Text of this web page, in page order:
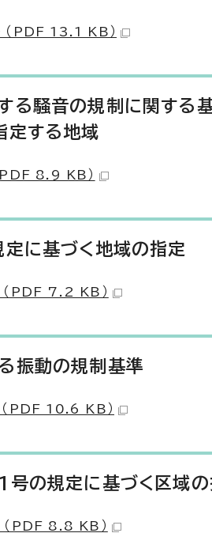
PDF 13.1 KB）
る騒音の規制に関する
定する地域
8.9 KB）
に基づく地域の指定
PDF 7.2 KB）
振動の規制基準
PDF 10.6 KB）
の規定に基づく区域の
PDF 8.8 KB）